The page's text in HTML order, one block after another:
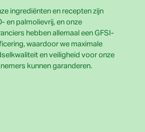
ingrediënten en recepten zijn
en palmolievrij, en onze
hebben allemaal een GFSI-
waardoor we maximale
en veiligheid voor onze
kunnen garanderen.